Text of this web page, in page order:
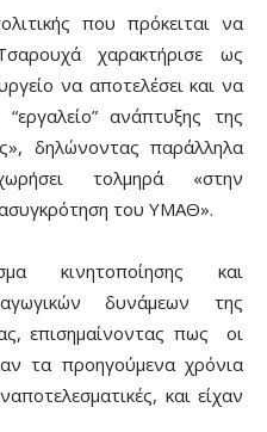
που πρόκειται να
χαρακτήρισε ως
να αποτελέσει και να
ανάπτυξης της
δηλώνοντας παράλληλα
τολμηρά «στην
του ΥΜΑΘ».
κινητοποίησης και
δυνάμεων της
επισημαίνοντας πως
οι
τα προηγούμενα χρόνια
και είχαν